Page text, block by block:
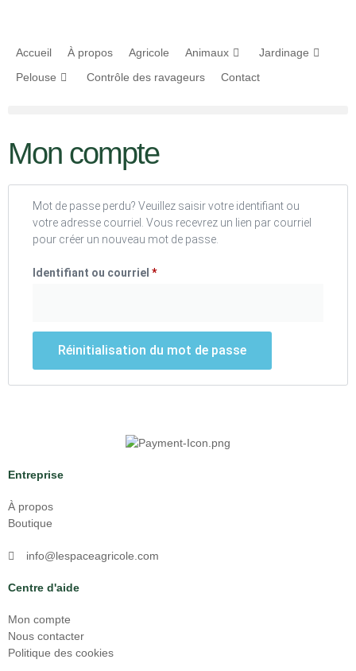
Accueil À propos Agricole Animaux
Jardinage
Pelouse
Contrôle des ravageurs Contact
Mon compte
Mot de passe perdu? Veuillez saisir votre identifiant ou
votre adresse courriel. Vous recevrez un lien par courriel
pour créer un nouveau mot de passe.
Identifiant ou courriel *
Réinitialisation du mot de passe
Entreprise
À propos
Boutique
info@lespaceagricole.com
Centre d'aide
Mon compte
Nous contacter
Politique des cookies